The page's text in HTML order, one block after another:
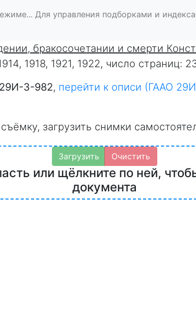
Для управления подборками и
бракосочетании и смерти
1918, 1921, 1922, число
3-982, перейти к описи (ГААО
загрузить снимки
Загрузить Очистить
или щёлкните по ней,
документа